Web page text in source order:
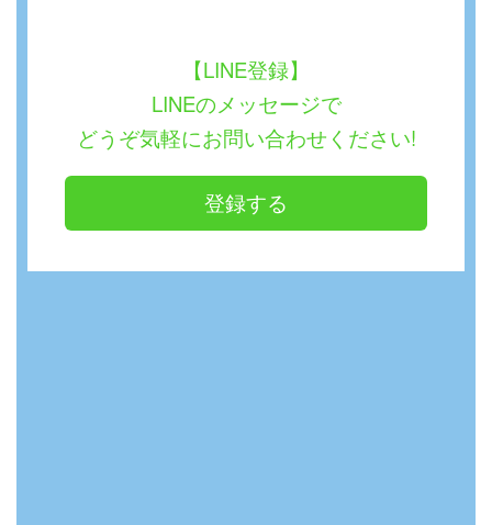
【LINE登録】
LINEのメッセージで
どうぞ気軽にお問い合わせください!
登録する